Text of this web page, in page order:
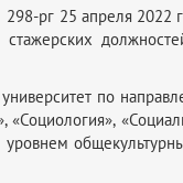
рг 25 апреля 2022
по